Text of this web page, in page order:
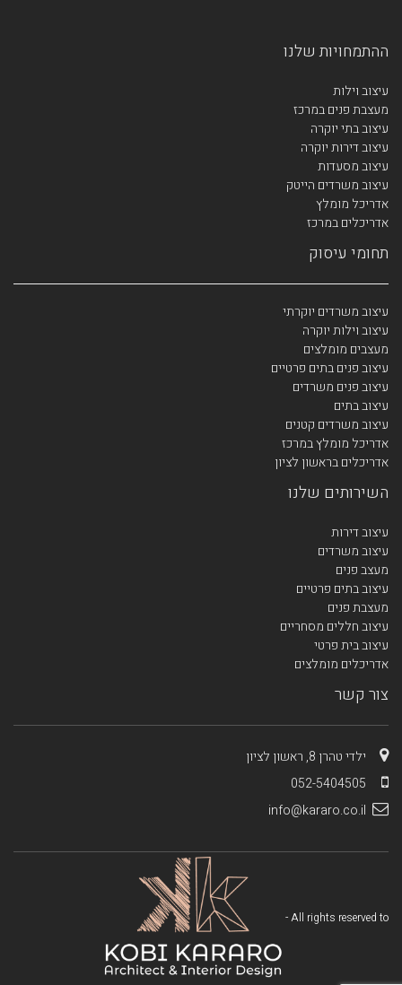
ההתמחויות שלנו
עיצוב וילות
מעצבת פנים במרכז
עיצוב בתי יוקרה
עיצוב דירות יוקרה
עיצוב מסעדות
עיצוב משרדים הייטק
אדריכל מומלץ
אדריכלים במרכז
תחומי עיסוק
עיצוב משרדים יוקרתי
עיצוב וילות יוקרה
מעצבים מומלצים
עיצוב פנים בתים פרטיים
עיצוב פנים משרדים
עיצוב בתים
עיצוב משרדים קטנים
אדריכל מומלץ במרכז
אדריכלים בראשון לציון
השירותים שלנו
עיצוב דירות
עיצוב משרדים
מעצב פנים
עיצוב בתים פרטיים
מעצבת פנים
עיצוב חללים מסחריים
עיצוב בית פרטי
אדריכלים מומלצים
צור קשר
ילדי טהרן 8, ראשון לציון
052-5404505
info@kararo.co.il
All rights reserved to -